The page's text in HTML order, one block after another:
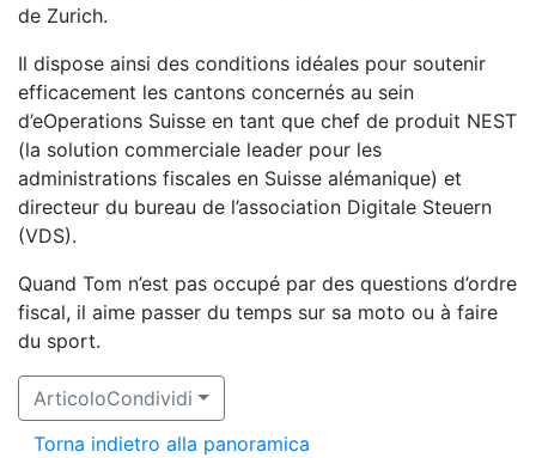
de Zurich.
Il dispose ainsi des conditions idéales pour soutenir
efficacement les cantons concernés au sein
d’eOperations Suisse en tant que chef de produit NEST
(la solution commerciale leader pour les
administrations fiscales en Suisse alémanique) et
directeur du bureau de l’association Digitale Steuern
(VDS).
Quand Tom n’est pas occupé par des questions d’ordre
fiscal, il aime passer du temps sur sa moto ou à faire
du sport.
ArticoloCondividi
Torna indietro alla panoramica